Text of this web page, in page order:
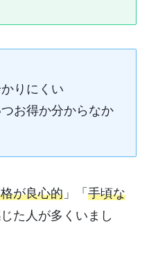
りにくい
お得か分からなか
が良心的」「手頃な
た人が多くいまし